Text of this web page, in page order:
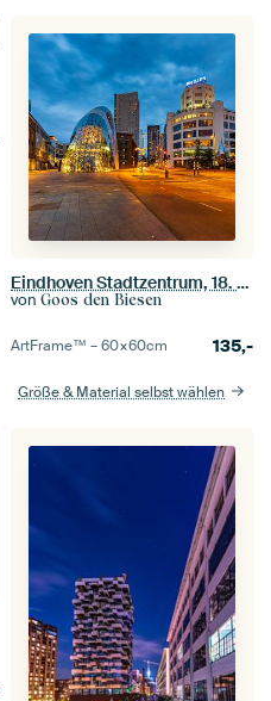
Eindhoven Stadtzentrum, 18. Septemberplein-Abendfotografie
von Goos den Biesen
ArtFrame™ –60×60cm 135,-
Größe & Material selbst wählen